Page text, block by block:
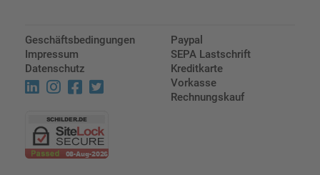
Geschäftsbedingungen
Impressum
Datenschutz
Paypal
SEPA Lastschrift
Kreditkarte
Vorkasse
Rechnungskauf